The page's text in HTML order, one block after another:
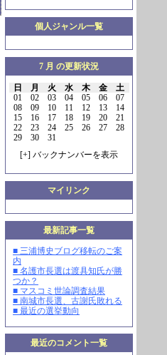
個人ジャンル一覧
7 月 の更新状況
日 月 火 水 木 金
土
01
02 03 04 05 06
07
08
09 10 11 12 13
14
15
16 17 18 19 20
21
22
23 24 25 26 27
28
29
30
31
[+] バックナンバーを表示
マイリンク
最新記事一覧
■ 三浦博史ブログ移転のご案
内
■ 名護市長選は渡具知氏が勝
つか？
■ マスコミ世論調査結果
■ 南城市長選、古謝氏敗れる
■ 最近の選挙動向
最近のコメント一覧